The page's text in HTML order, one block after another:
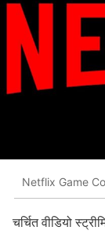
Netflix Game
चर्चित वीडियो